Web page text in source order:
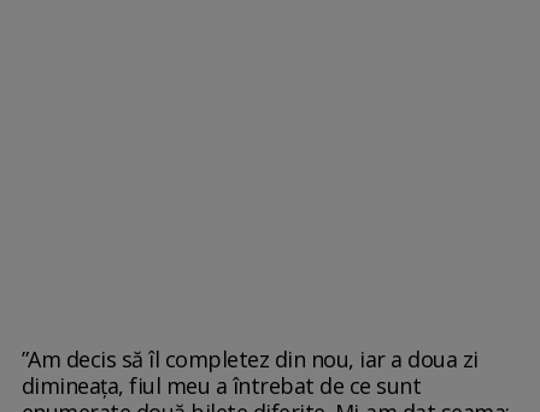
”Am decis să îl completez din nou, iar a doua zi
dimineața, fiul meu a întrebat de ce sunt